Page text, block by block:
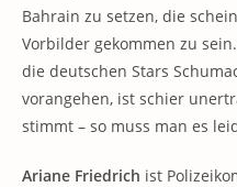
Bahrain zu setzen, die
Vorbilder gekommen zu
die deutschen Stars
vorangehen, ist schier
stimmt – so muss man es
Ariane Friedrich ist